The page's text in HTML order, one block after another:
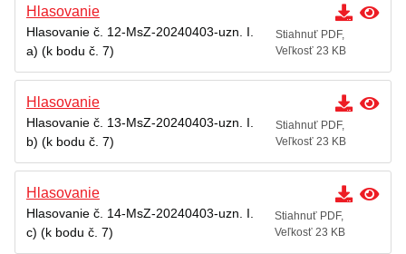
Hlasovanie
Hlasovanie č. 12-MsZ-20240403-uzn. I.
a) (k bodu č. 7)
Stiahnuť PDF,
Veľkosť 23 KB
Hlasovanie
Hlasovanie č. 13-MsZ-20240403-uzn. I.
b) (k bodu č. 7)
Stiahnuť PDF,
Veľkosť 23 KB
Hlasovanie
Hlasovanie č. 14-MsZ-20240403-uzn. I.
c) (k bodu č. 7)
Stiahnuť PDF,
Veľkosť 23 KB